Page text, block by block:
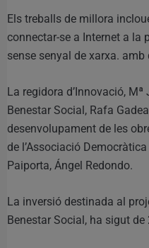
Els treballs de millora
connectar-se a Internet a la
sense senyal de xarxa. amb
La regidora d’Innovació,
Benestar Social, Rafa
desenvolupament de les
de l’Associació
Paiporta, Ángel Redondo.
La inversió destinada al
Benestar Social, ha sigut de